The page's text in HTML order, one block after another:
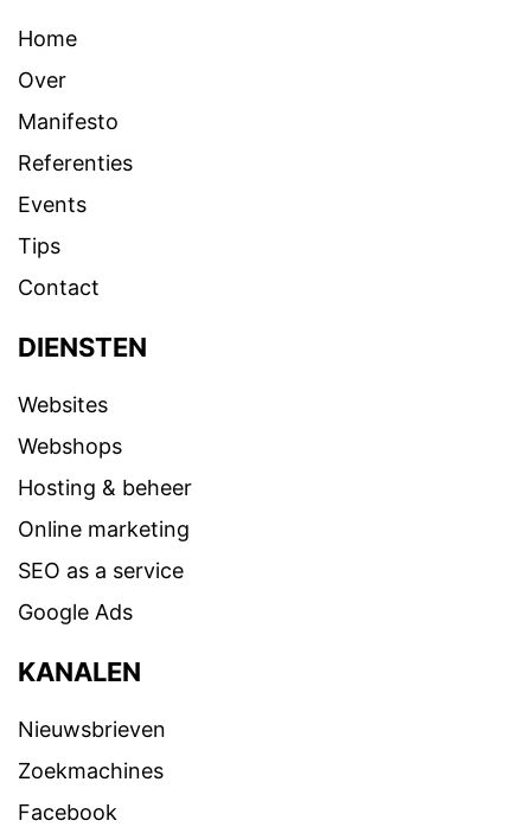
Home
Over
Manifesto
Referenties
Events
Tips
Contact
DIENSTEN
Websites
Webshops
Hosting & beheer
Online marketing
SEO as a service
Google Ads
KANALEN
Nieuwsbrieven
Zoekmachines
Facebook